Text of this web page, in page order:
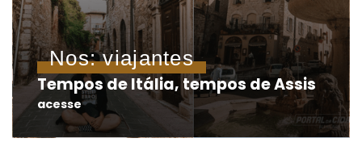
Nos: viajantes
Tempos de Itália, tempos de Assis
acesse